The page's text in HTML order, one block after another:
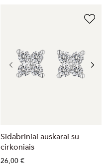
Sidabriniai auskarai su
cirkoniais
26,00 €